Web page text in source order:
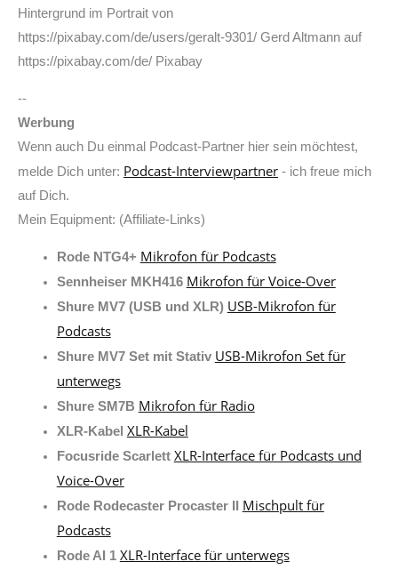
Hintergrund im Portrait von
https://pixabay.com/de/users/geralt-9301/ Gerd Altmann auf
https://pixabay.com/de/ Pixabay
--
Werbung
Wenn auch Du einmal Podcast-Partner hier sein möchtest,
melde Dich unter: Podcast-Interviewpartner - ich freue mich
auf Dich.
Mein Equipment: (Affiliate-Links)
Rode NTG4+ Mikrofon für Podcasts
Sennheiser MKH416 Mikrofon für Voice-Over
Shure MV7 (USB und XLR) USB-Mikrofon für
Podcasts
Shure MV7 Set mit Stativ USB-Mikrofon Set für
unterwegs
Shure SM7B Mikrofon für Radio
XLR-Kabel XLR-Kabel
Focusride Scarlett XLR-Interface für Podcasts und
Voice-Over
Rode Rodecaster Procaster II
Mischpult für
Podcasts
Rode AI 1 XLR-Interface für unterwegs